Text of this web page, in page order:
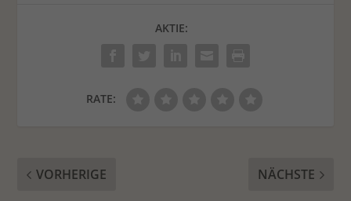
AKTIE:
RATE:
VORHERIGE NÄCHSTE